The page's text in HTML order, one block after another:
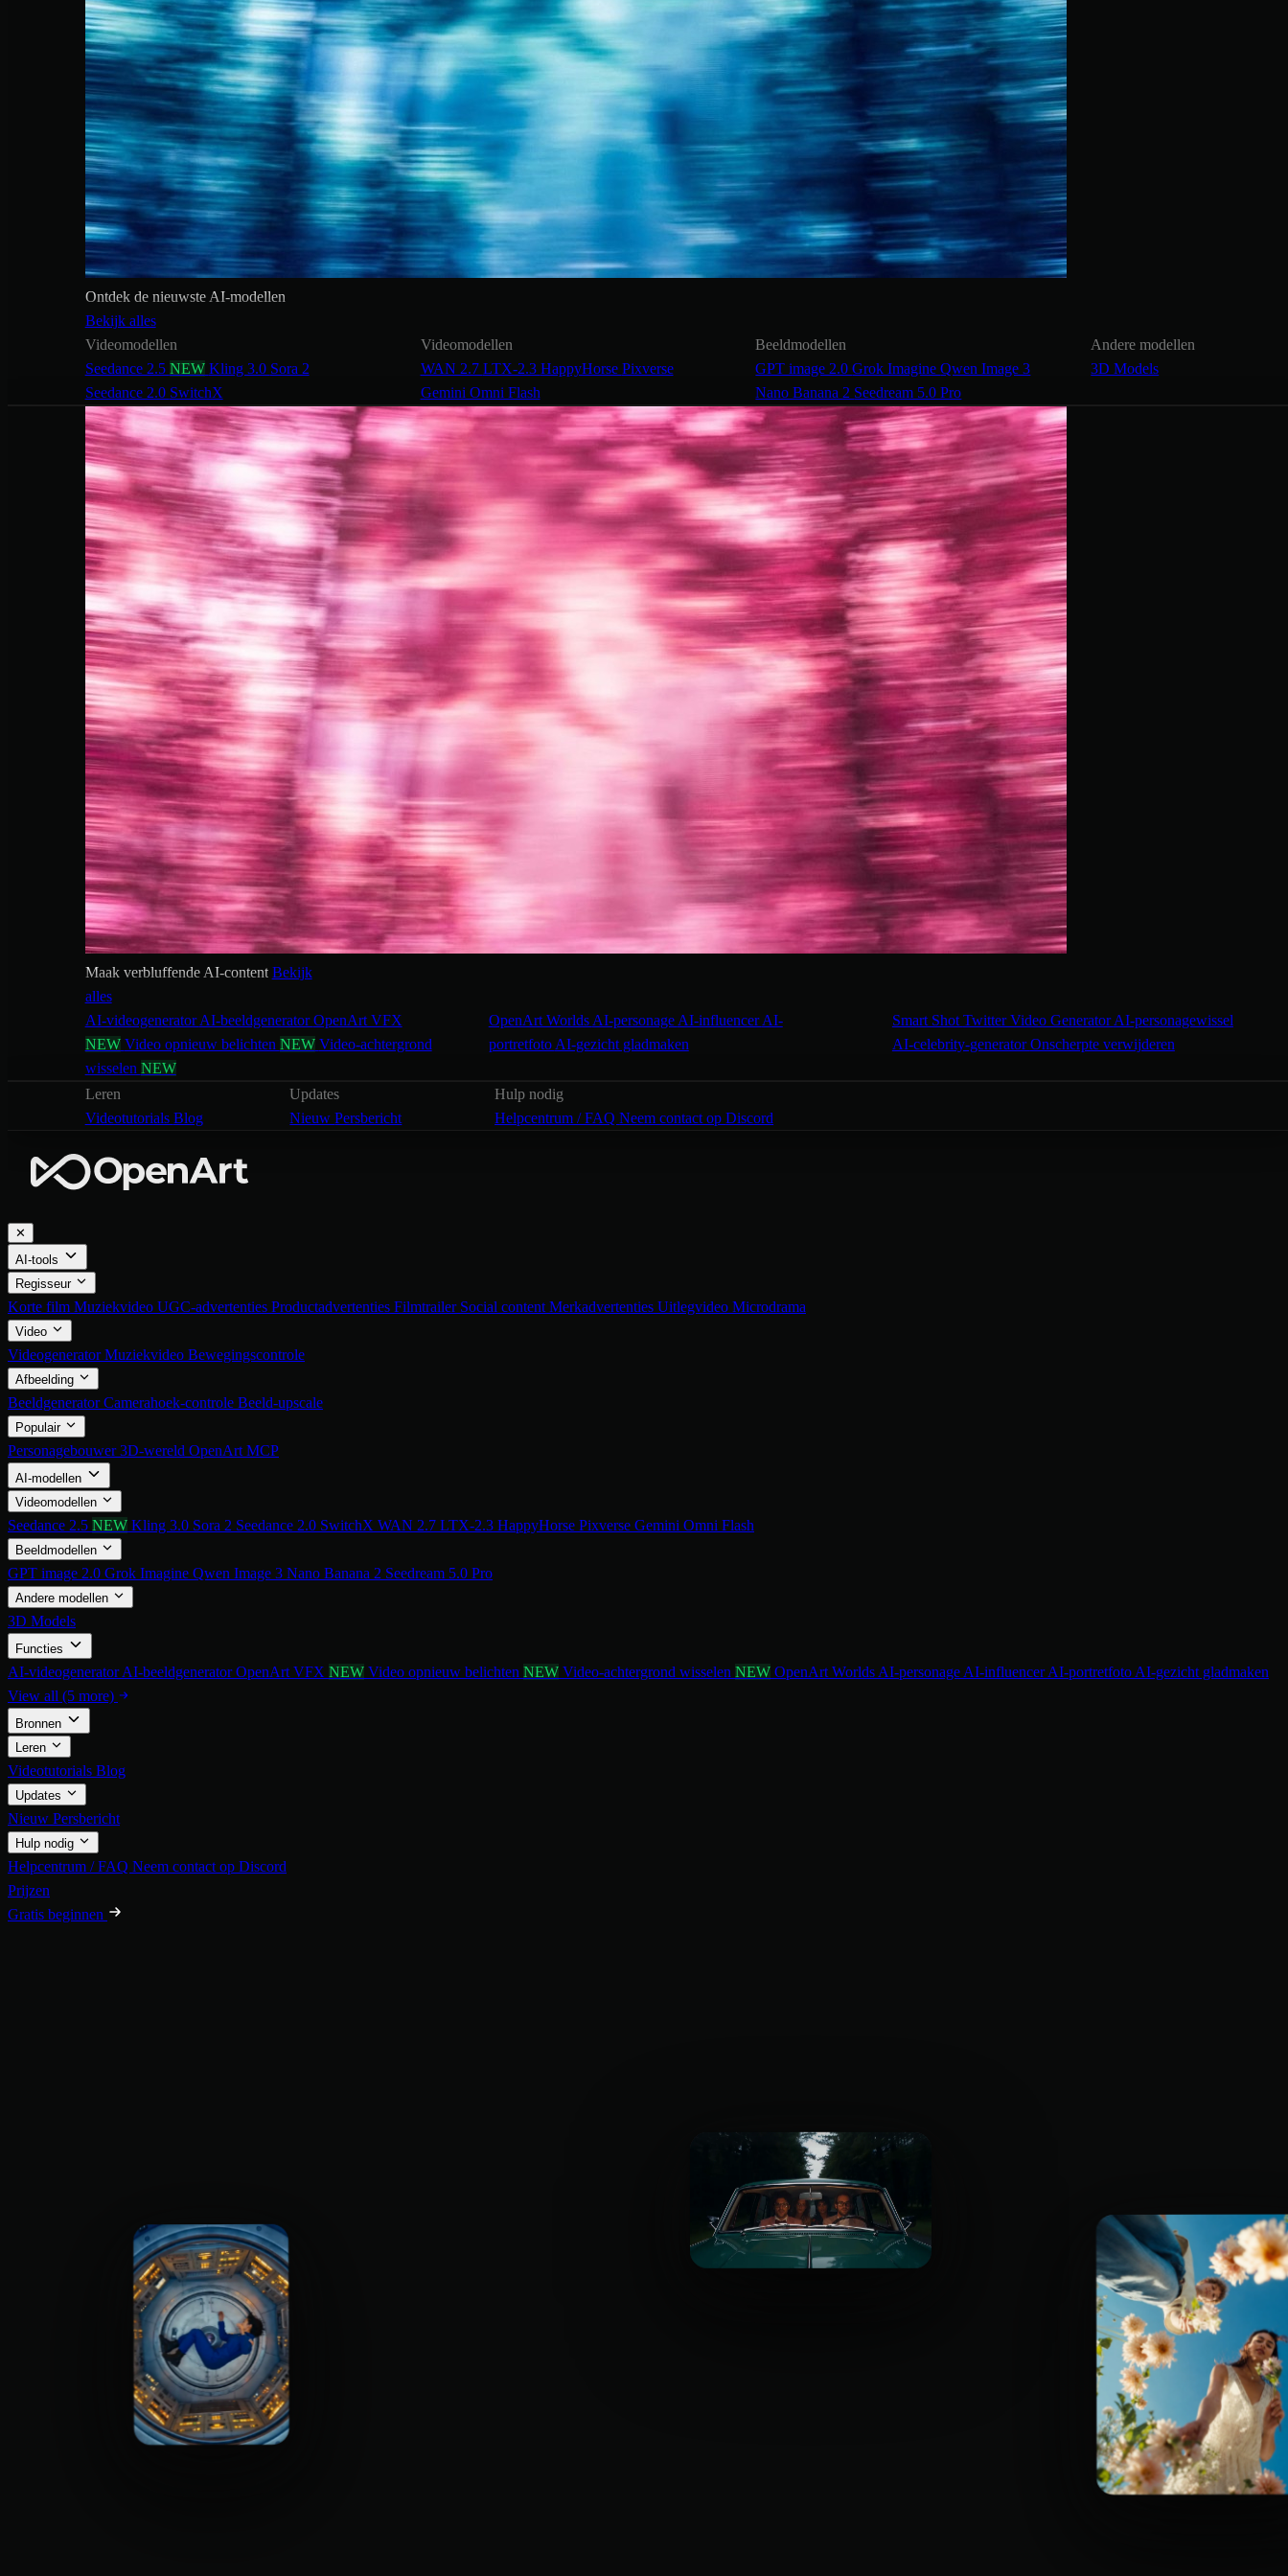
Ontdek de nieuwste AI-modellen
Bekijk alles
Videomodellen
Seedance 2.5 NEW Kling 3.0 Sora 2
Seedance 2.0 SwitchX
Videomodellen
WAN 2.7 LTX-2.3 HappyHorse Pixverse
Gemini Omni Flash
Beeldmodellen
GPT image 2.0Grok ImagineQwen Image 3
Nano Banana 2 Seedream 5.0 Pro
Andere modellen
3D Models
Maak verbluffende AI-content Bekijk
alles
AI-videogeneratorAI-beeldgeneratorOpenArt VFX
NEW Video opnieuw belichten NEW Video-achtergrond
wisselen NEW
OpenArt Worlds AI-personage AI-influencerAI-
portretfoto AI-gezicht gladmaken
Smart Shot Twitter Video GeneratorAI-personagewissel
AI-celebrity-generatorOnscherpte verwijderen
Leren
Videotutorials Blog
Updates
NieuwPersbericht
Hulp nodig
Helpcentrum / FAQNeem contact opDiscord
✕
AI-tools
Regisseur
Korte film Muziekvideo UGC-advertenties Productadvertenties Filmtrailer Social content Merkadvertenties Uitlegvideo Microdrama
Video
VideogeneratorMuziekvideo Bewegingscontrole
Afbeelding
BeeldgeneratorCamerahoek-controle Beeld-upscale
Populair
Personagebouwer3D-wereld OpenArt MCP
AI-modellen
Videomodellen
Seedance 2.5 NEW Kling 3.0 Sora 2 Seedance 2.0 SwitchX WAN 2.7 LTX-2.3 HappyHorse Pixverse Gemini Omni Flash
Beeldmodellen
GPT image 2.0 Grok Imagine Qwen Image 3 Nano Banana 2 Seedream 5.0 Pro
Andere modellen
3D Models
Functies
AI-videogeneratorAI-beeldgeneratorOpenArt VFX NEW Video opnieuw belichten NEW Video-achtergrond wisselen NEW OpenArt Worlds AI-personage AI-influencerAI-portretfoto AI-gezicht gladmaken
View all (5 more)
Bronnen
Leren
Videotutorials Blog
Updates
Nieuw Persbericht
Hulp nodig
Helpcentrum / FAQ Neem contact op Discord
Prijzen
Gratis beginnen